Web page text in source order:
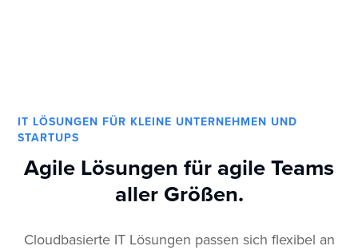
IT LÖSUNGEN FÜR KLEINE UNTERNEHMEN UND
STARTUPS
Agile Lösungen für agile Teams
aller Größen.
Cloudbasierte IT Lösungen passen sich flexibel an